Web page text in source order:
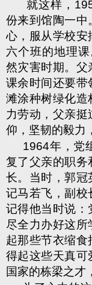
就这样，
份来到馆陶一中
心，服从学校安
六个班的地理课
然灾害时期。父
课余时间还要带
滩涂种树绿化造
力劳动，父亲
仰，坚韧的毅力
1964年，党
复了父亲的职务
长。当时，郭冠
记马若飞，副校
记得他当时说：
尽全力办好这
起那些节衣缩
得起这些天真可
国家的栋梁之才